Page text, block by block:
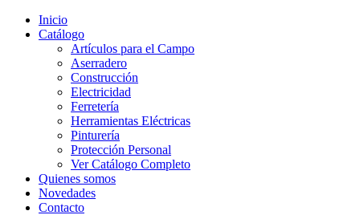
Inicio
Catálogo
Artículos para el Campo
Aserradero
Construcción
Electricidad
Ferretería
Herramientas Eléctricas
Pinturería
Protección Personal
Ver Catálogo Completo
Quienes somos
Novedades
Contacto